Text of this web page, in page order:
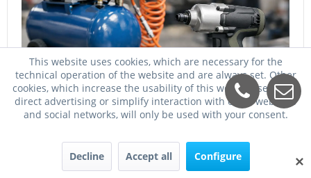
Welcher Kompressor für Schlagschrauber?
Welcher Kompressor für Schlagschrauber passt? So
wählen Sie Kessel, Luftmenge, Druck und Motorleistung
23. Mai 2026
✕
This website uses cookies, which are necessary for the
technical operation of the website and are always set. Other
cookies, which increase the usability of this website, serve for
direct advertising or simplify interaction with other websites
and social networks, will only be used with your consent.
Decline Accept all Configure